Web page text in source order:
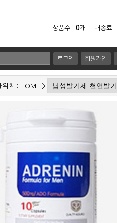
상품수 : 0개 + 배송료 :
로그인 회원가입
치 : HOME >